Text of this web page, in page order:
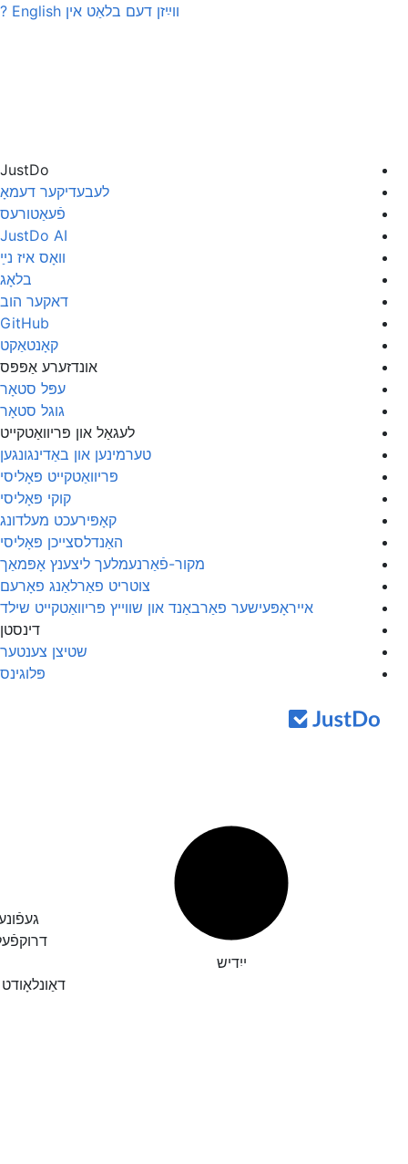
ווײַזן דעם בלאַט אין English
?
JustDo
לעבעדיקער דעמאָ
פֿעאַטורעס
JustDo AI
װאָס איז נײַ
בלאָג
דאקער הוב
GitHub
קאָנטאַקט
אונדזערע אַפּפּס
עפּל סטאָר
גוגל סטאָר
לעגאַל און פּריוואַטקייט
טערמינען און באַדינגונגען
פּריוואַטקייט פּאָליסי
קוקי פּאָליסי
קאָפּירעכט מעלדונג
האַנדלסצייכן פּאָליסי
מקור-פֿאַרנעמלעך ליצענץ אָפּמאַך
צוטריט פאַרלאַנג פאָרעם
אייראָפּעישער פאַרבאַנד און שווייץ פּריוואַטקייט שילד
דינסטן
שטיצן צענטער
פּלוגינס
ייִדיש